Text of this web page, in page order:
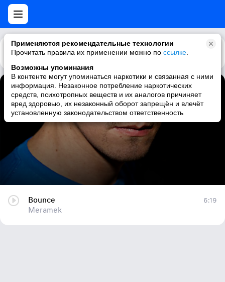
Применяются рекомендательные технологии
Прочитать правила их применении можно по ссылке
Возможны упоминания
В контенте могут упоминаться наркотики и связанная с ними
информация. Незаконное потребление наркотических
средств, психотропных веществ и их аналогов причиняет
вред здоровью, их незаконный оборот запрещён и влечёт
установленную законодательством ответственность
Каталог Рекомендации
Bounce
Meramek
Bounce
Meramek
6:19